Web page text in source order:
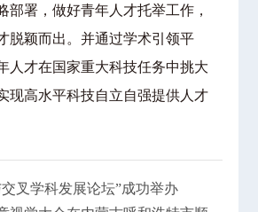
部署，做好青年人才托举工作，
脱颖而出。并通过学术引领平
人才在国家重大科技任务中挑大
现高水平科技自立自强提供人才
交叉学科发展论坛”成功举办